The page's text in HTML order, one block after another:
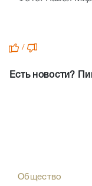
/
Есть новости?
Общество